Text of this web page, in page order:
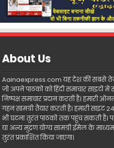
About Us
Aainaexpress.com यह देश की सबसे तेजी
जो अपने पाठकों को हिंदी समाचार साइटों
निष्पक्ष समाचार प्रदान करती है। हमारी
गहन सामग्री तैयार करती है। हमारी साइट
भी घटना तुरंत पाठकों तक पहुंच सकती है।
या अन्य मुद्रण योग्य सामग्री ईमेल के
तुरंत प्रकाशित किया जाएगा।